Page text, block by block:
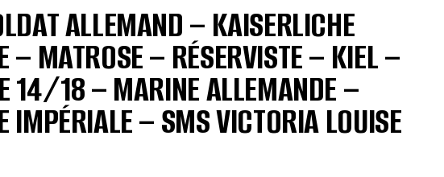
ALLEMAND – KAISERLICHE
– MATROSE – RÉSERVISTE – KIEL –
14/18 – MARINE ALLEMANDE –
IMPÉRIALE – SMS VICTORIA LOUISE